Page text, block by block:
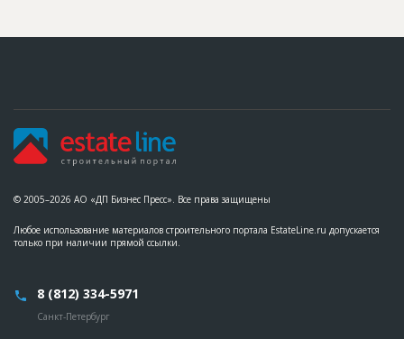
© 2005–2026 АО «ДП Бизнес Пресс». Все права защищены
Любое использование материалов строительного портала EstateLine.ru допускается
только при наличии прямой ссылки.
8 (812) 334-5971
Санкт-Петербург